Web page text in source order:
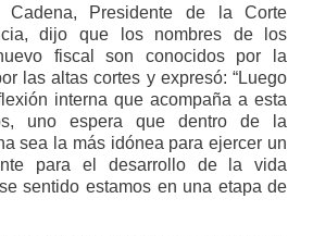
Cadena, Presidente de la Corte
dijo que los nombres de los
fiscal son conocidos por la
las altas cortes y expresó: “Luego
interna que acompaña a esta
uno espera que dentro de la
sea la más idónea para ejercer un
para el desarrollo de la vida
sentido estamos en una etapa de